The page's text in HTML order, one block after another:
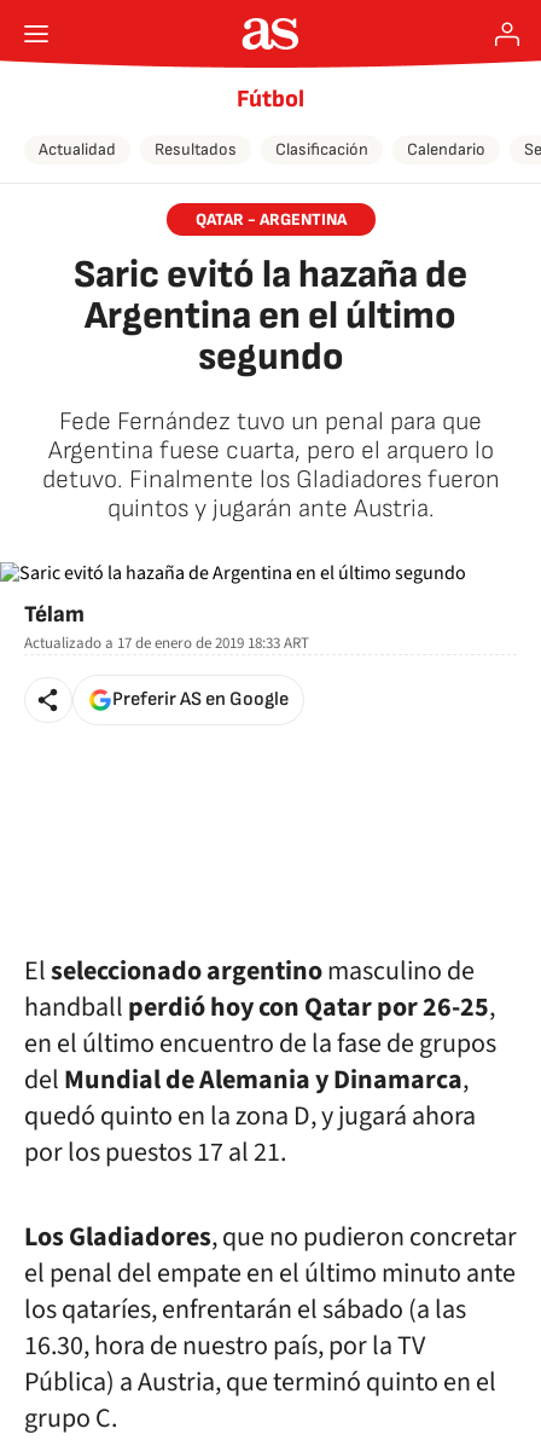
Fútbol
Actualidad Resultados Clasificación Calendario
QATAR - ARGENTINA
Saric evitó la hazaña de
Argentina en el último
segundo
Fede Fernández tuvo un penal para que
Argentina fuese cuarta, pero el arquero lo
detuvo. Finalmente los Gladiadores fueron
quintos y jugarán ante Austria.
Télam
Actualizado a 17 de enero de 2019 18:33ART
Preferir AS en Google
Elseleccionado argentinomasculino de
handballperdió hoy con Qatar por 26-25,
en el último encuentro de la fase de grupos
delMundial de Alemania y Dinamarca,
quedó quinto en la zona D, y jugará ahora
por los puestos 17 al 21.
Los Gladiadores, que no pudieron concretar
el penal del empate en el último minuto ante
los qataríes, enfrentarán el sábado (a las
16.30, hora de nuestro país, por la TV
Pública) a Austria, que terminó quinto en el
grupo C.